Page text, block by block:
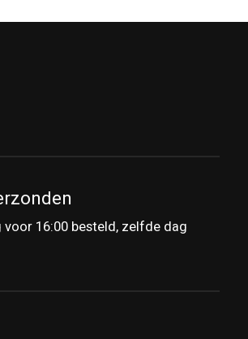
16:00 besteld, zelfde dag